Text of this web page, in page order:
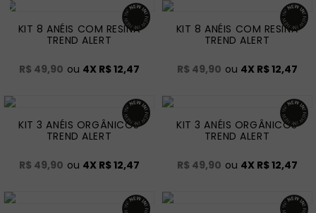
KIT 8 ANÉIS COM RESINA
TREND ALERT
R$ 49,90 ou 4X R$ 12,47
KIT 8 ANÉIS COM RESINA
TREND ALERT
R$ 49,90 ou 4X R$ 12,47
KIT 3 ANÉIS ORGÂNICOS
TREND ALERT
R$ 49,90 ou 4X R$ 12,47
KIT 3 ANÉIS ORGÂNICOS
TREND ALERT
R$ 49,90 ou 4X R$ 12,47